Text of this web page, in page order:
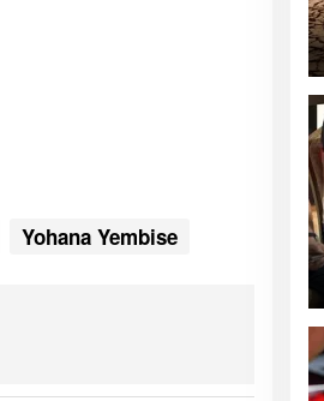
Yohana Yembise